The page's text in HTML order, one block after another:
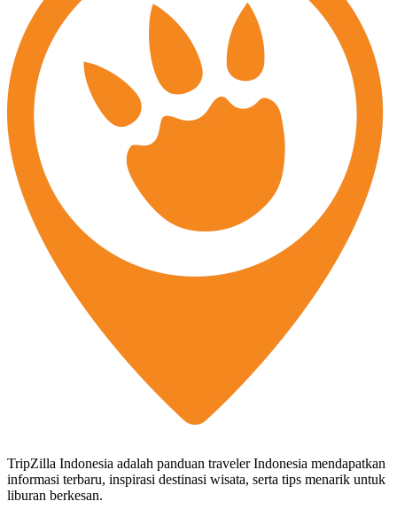
TripZilla Indonesia adalah panduan traveler Indonesia mendapatkan
informasi terbaru, inspirasi destinasi wisata, serta tips menarik untuk
liburan berkesan.